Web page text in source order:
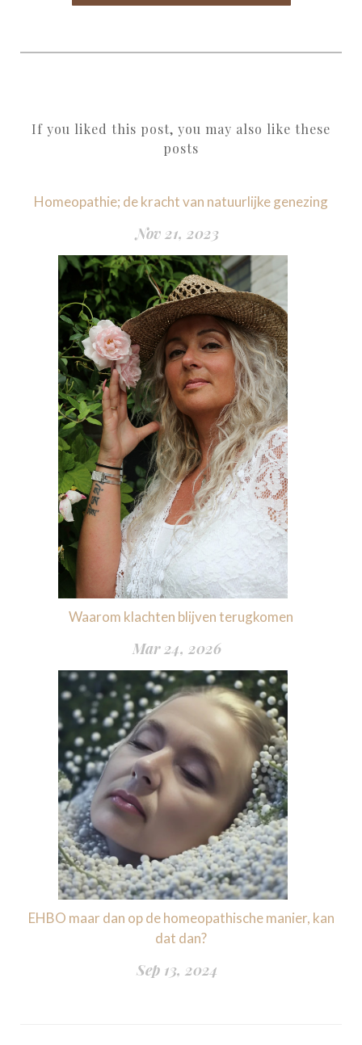
If you liked this post, you may also like these
posts
Homeopathie; de kracht van natuurlijke genezing
Nov 21, 2023
Waarom klachten blijven terugkomen
Mar 24, 2026
EHBO maar dan op de homeopathische manier, kan
dat dan?
Sep 13, 2024